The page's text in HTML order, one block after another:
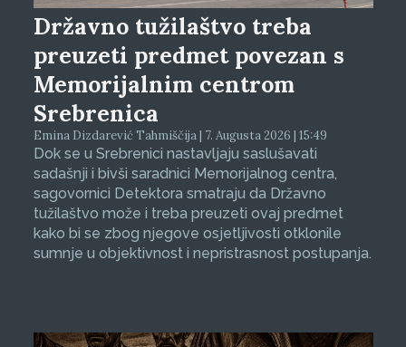
Državno tužilaštvo treba
preuzeti predmet povezan s
Memorijalnim centrom
Srebrenica
Emina Dizdarević Tahmiščija | 7. Augusta 2026 | 15:49
Dok se u Srebrenici nastavljaju saslušavati
sadašnji i bivši saradnici Memorijalnog centra,
sagovornici Detektora smatraju da Državno
tužilaštvo može i treba preuzeti ovaj predmet
kako bi se zbog njegove osjetljivosti otklonile
sumnje u objektivnost i nepristrasnost postupanja.